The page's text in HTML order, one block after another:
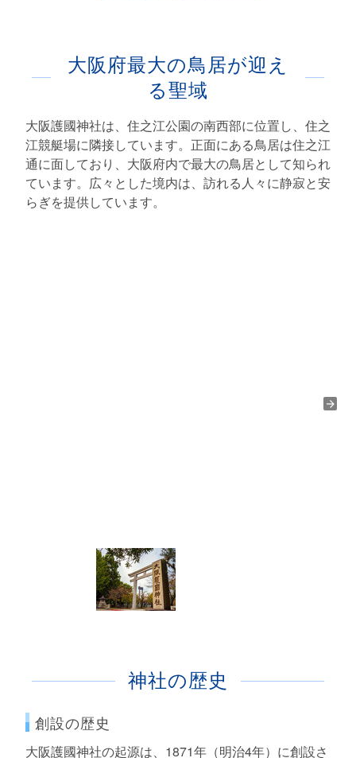
大阪府最大の鳥居が迎え
る聖域
大阪護國神社は、住之江公園の南西部に位置し、住之
江競艇場に隣接しています。正面にある鳥居は住之江
通に面しており、大阪府内で最大の鳥居として知られ
ています。広々とした境内は、訪れる人々に静寂と安
らぎを提供しています。
神社の歴史
創設の歴史
大阪護國神社の起源は、1871年（明治4年）に創設さ